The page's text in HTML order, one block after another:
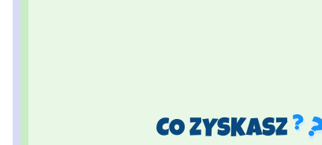
CO ZYSKASZ